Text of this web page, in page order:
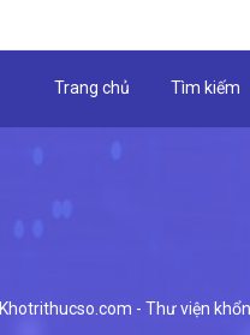
Trang chủ Tìm kiếm
Khotrithucso.com - Thư viện